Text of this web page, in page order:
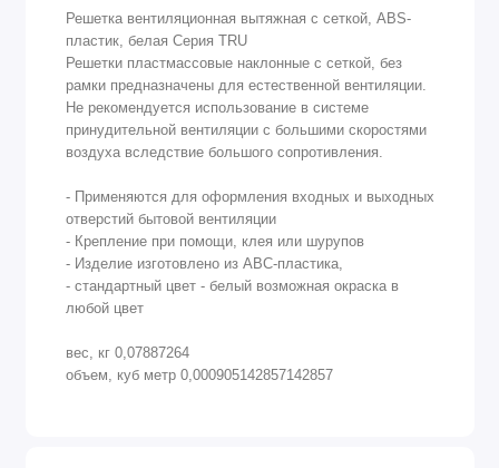
Решетка вентиляционная вытяжная с сеткой, АВS-
пластик, белая Серия TRU
Решетки пластмассовые наклонные с сеткой, без
рамки предназначены для естественной вентиляции.
Не рекомендуется использование в системе
принудительной вентиляции с большими скоростями
воздуха вследствие большого сопротивления.
- Применяются для оформления входных и выходных
отверстий бытовой вентиляции
- Крепление при помощи, клея или шурупов
- Изделие изготовлено из АВС-пластика,
- стандартный цвет - белый возможная окраска в
любой цвет
вес, кг 0,07887264
объем, куб метр 0,000905142857142857